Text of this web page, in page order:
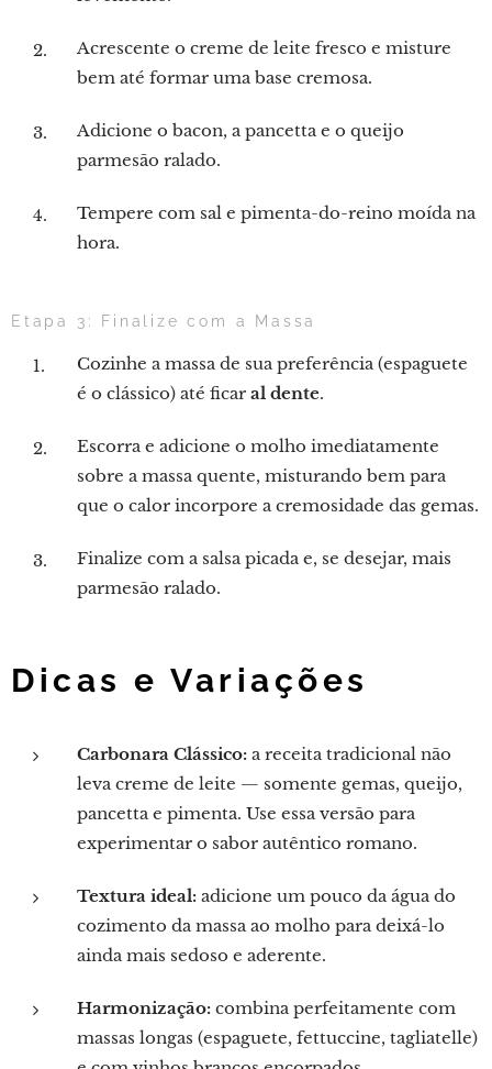
Acrescente o creme de leite fresco e misture
bem até formar uma base cremosa.
Adicione o bacon, a pancetta e o queijo
parmesão ralado.
Tempere com sal e pimenta-do-reino moída na
hora.
Etapa 3: Finalize com a Massa
Cozinhe a massa de sua preferência (espaguete
é o clássico) até ficar al dente.
Escorra e adicione o molho imediatamente
sobre a massa quente, misturando bem para
que o calor incorpore a cremosidade das gemas.
Finalize com a salsa picada e, se desejar, mais
parmesão ralado.
Dicas e Variações
Carbonara Clássico: a receita tradicional não
leva creme de leite — somente gemas, queijo,
pancetta e pimenta. Use essa versão para
experimentar o sabor autêntico romano.
Textura ideal: adicione um pouco da água do
cozimento da massa ao molho para deixá-lo
ainda mais sedoso e aderente.
Harmonização: combina perfeitamente com
massas longas (espaguete, fettuccine, tagliatelle)